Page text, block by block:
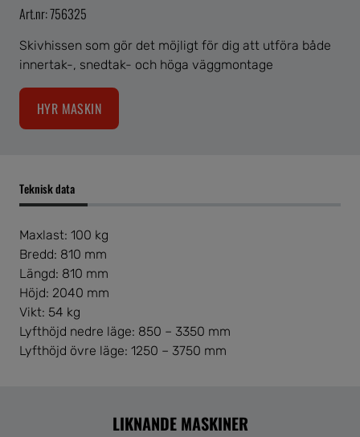
Art.nr: 756325
Skivhissen som gör det möjligt för dig att utföra både
innertak-, snedtak- och höga väggmontage
HYR MASKIN
Teknisk data
Maxlast: 100 kg
Bredd: 810 mm
Längd: 810 mm
Höjd: 2040 mm
Vikt: 54 kg
Lyfthöjd nedre läge: 850 – 3350 mm
Lyfthöjd övre läge: 1250 – 3750 mm
LIKNANDE MASKINER